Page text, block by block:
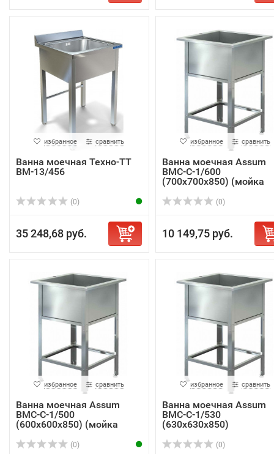
избранное сравнить
Ванна моечная Техно-ТТ
ВМ-13/456
(0)
35 248,68 руб.
избранное сравнить
Ванна моечная Assum
ВМС-С-1/600
(700х700х850) (мойка
AISI...
(0)
10 149,75 руб.
избранное сравнить
Ванна моечная Assum
ВМС-С-1/500
(600х600х850) (мойка
AISI...
(0)
избранное сравнить
Ванна моечная Assum
ВМС-С-1/530
(630х630х850)
(0)